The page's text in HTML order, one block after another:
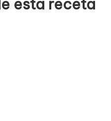
esta receta